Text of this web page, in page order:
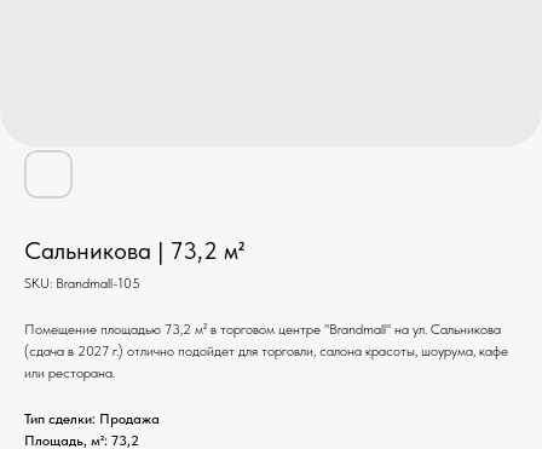
Сальникова | 73,2 м²
SKU: Brandmall-105
Помещение площадью 73,2 м² в торговом центре "Brandmall" на ул. Сальникова
(сдача в 2027 г.) отлично подойдет для торговли, салона красоты, шоурума, кафе
или ресторана.
Тип сделки: Продажа
Площадь, м²: 73,2